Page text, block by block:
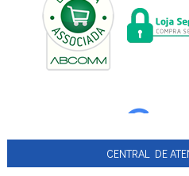
CENTRAL DE